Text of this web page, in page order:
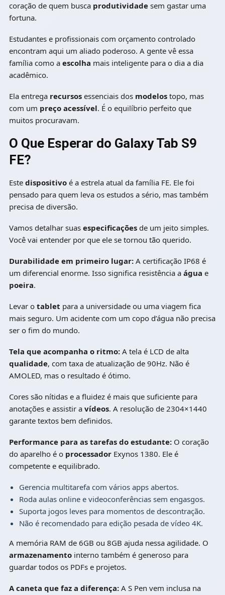
coração de quem busca produtividadesem gastar uma
fortuna.
Estudantes e profissionais com orçamento controlado
encontram aqui um aliado poderoso. A gente vê essa
família como a escolha mais inteligente para o dia a dia
acadêmico.
Ela entrega recursosessenciais dos modelostopo, mas
com um preço acessível. É o equilíbrio perfeito que
muitos procuravam.
O Que Esperar do Galaxy Tab S9
FE?
Este dispositivoé a estrela atual da família FE. Ele foi
pensado para quem leva os estudos a sério, mas também
precisa de diversão.
Vamos detalhar suas especificaçõesde um jeito simples.
Você vai entender por que ele se tornou tão querido.
Durabilidade em primeiro lugar:A certificação IP68 é
um diferencial enorme. Isso significa resistência a água e
poeira.
Levar o tablet para a universidade ou uma viagem fica
mais seguro. Um acidente com um copo d’água não precisa
ser o fim do mundo.
Tela que acompanha o ritmo:A tela é LCD de alta
qualidade, com taxa de atualização de 90Hz. Não é
AMOLED, mas o resultado é ótimo.
Cores são nítidas e a fluidez é mais que suficiente para
anotações e assistir a vídeos. A resolução de 2304×1440
garante textos bem definidos.
Performance para as tarefas do estudante:O coração
do aparelho é o processadorExynos 1380. Ele é
competente e equilibrado.
Gerencia multitarefa com vários apps abertos.
Roda aulas online e videoconferências sem engasgos.
Suporta jogos leves para momentos de descontração.
Não é recomendado para edição pesada de vídeo 4K.
A memória RAM de 6GB ou 8GB ajuda nessa agilidade. O
armazenamentointerno também é generoso para
guardar todos os PDFs e projetos.
A caneta que faz a diferença:A S Pen vem inclusa na